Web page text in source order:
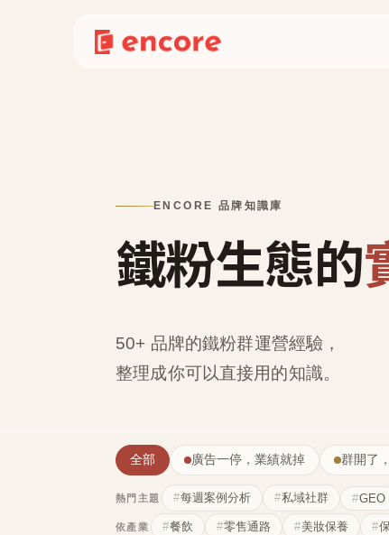
ENCORE 品牌知識庫
鐵粉生態的
50+ 品牌的鐵粉群運營經驗，
整理成你可以直接用的知識。
全部 廣告一停，業績就掉 群開了
熱門主題 每週案例分析 私域社群 GEO
依產業 餐飲 零售通路 美妝保養